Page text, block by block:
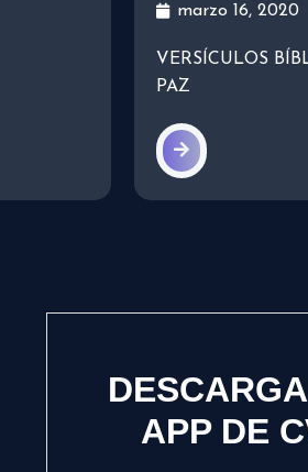
marzo 16, 2020
VERSÍCULOS
PAZ
APP DE